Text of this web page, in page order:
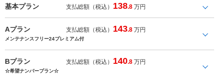
基本プラン 支払総額（税込） 138.8 万円
Aプラン 支払総額（税込） 143.8 万円
メンテナンスフリー24プレミアム付
Bプラン 支払総額（税込） 140.8 万円
☆希望ナンバープラン☆